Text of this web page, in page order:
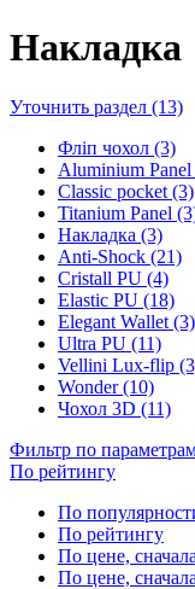
Накладка
Уточнить раздел (13)
Фліп чохол (3)
Aluminium Panel
Classic pocket (3)
Titanium Panel
Накладка (3)
Anti-Shock (21)
Cristall PU (4)
Elastic PU (18)
Elegant Wallet (3)
Ultra PU (11)
Vellini Lux-flip
Wonder (10)
Чохол 3D (11)
Фильтр по
По рейтингу
По
По рейтингу
По цене,
По цене,